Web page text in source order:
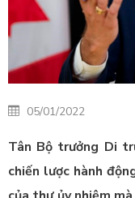
05/01/2022
Tân Bộ trưởng Di
chiến lược hành